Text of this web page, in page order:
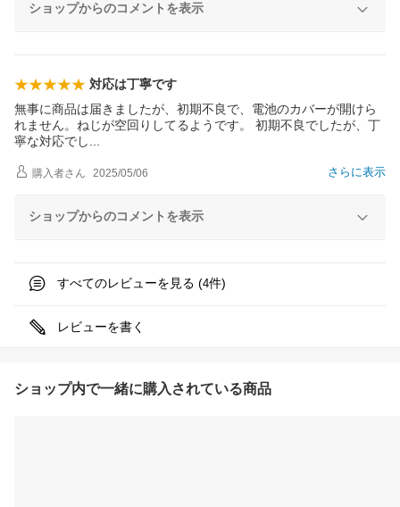
ショップからのコメントを表示
対応は丁寧です
無事に商品は届きましたが、初期不良で、電池のカバーが開けら
れません。ねじが空回りしてるようです。 初期不良でしたが、丁
寧な対応でし
さらに表示
購入者さん 2025/05/06
ショップからのコメントを表示
すべてのレビューを見る (4件)
レビューを書く
ショップ内で一緒に購入されている商品